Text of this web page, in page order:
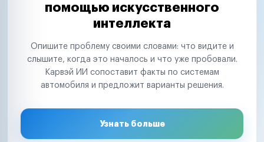
помощью искусственного
интеллекта
Опишите проблему своими словами: что видите и
слышите, когда это началось и что уже пробовали.
Карвэй ИИ сопоставит факты по системам
автомобиля и предложит варианты решения.
Узнать больше